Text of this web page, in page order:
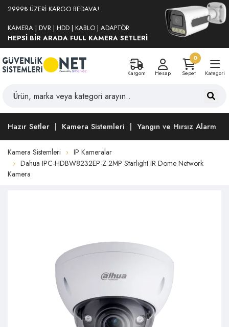
2999₺ ÜZERİ KARGO BEDAVA!
KAMERA | DVR | HDD | KABLO | ADAPTÖR
HEPSİ BİR ARADA FULL KAMERA SETLERİ
Kargom Hesap
0
Sepet
Kategori
Hazır Setler Kamera Sistemleri Yangın ve Hırsız Alarm
Kamera Sistemleri
IP Kameralar
Dahua IPC-HDBW8232EP-Z 2MP Starlight IR Dome Network
Kamera